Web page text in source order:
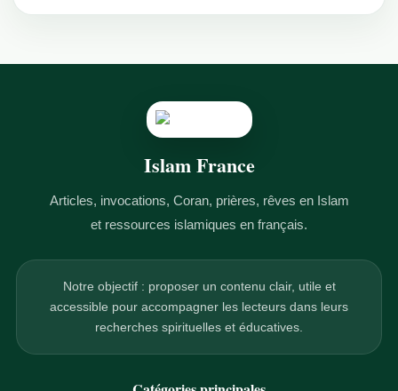
Islam France
Articles, invocations, Coran, prières, rêves en Islam
et ressources islamiques en français.
Notre objectif : proposer un contenu clair, utile et
accessible pour accompagner les lecteurs dans leurs
recherches spirituelles et éducatives.